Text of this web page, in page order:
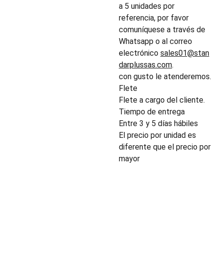
a 5 unidades por
referencia, por favor
comuníquese a través de
Whatsapp o al correo
electrónico sales01@stan
darplussas.com.
con gusto le atenderemos.
Flete
Flete a cargo del cliente.
Tiempo de entrega
Entre 3 y 5 días hábiles
El precio por unidad es
diferente que el precio por
mayor